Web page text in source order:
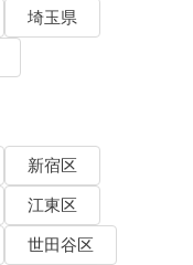
埼玉県
新宿区
江東区
世田谷区